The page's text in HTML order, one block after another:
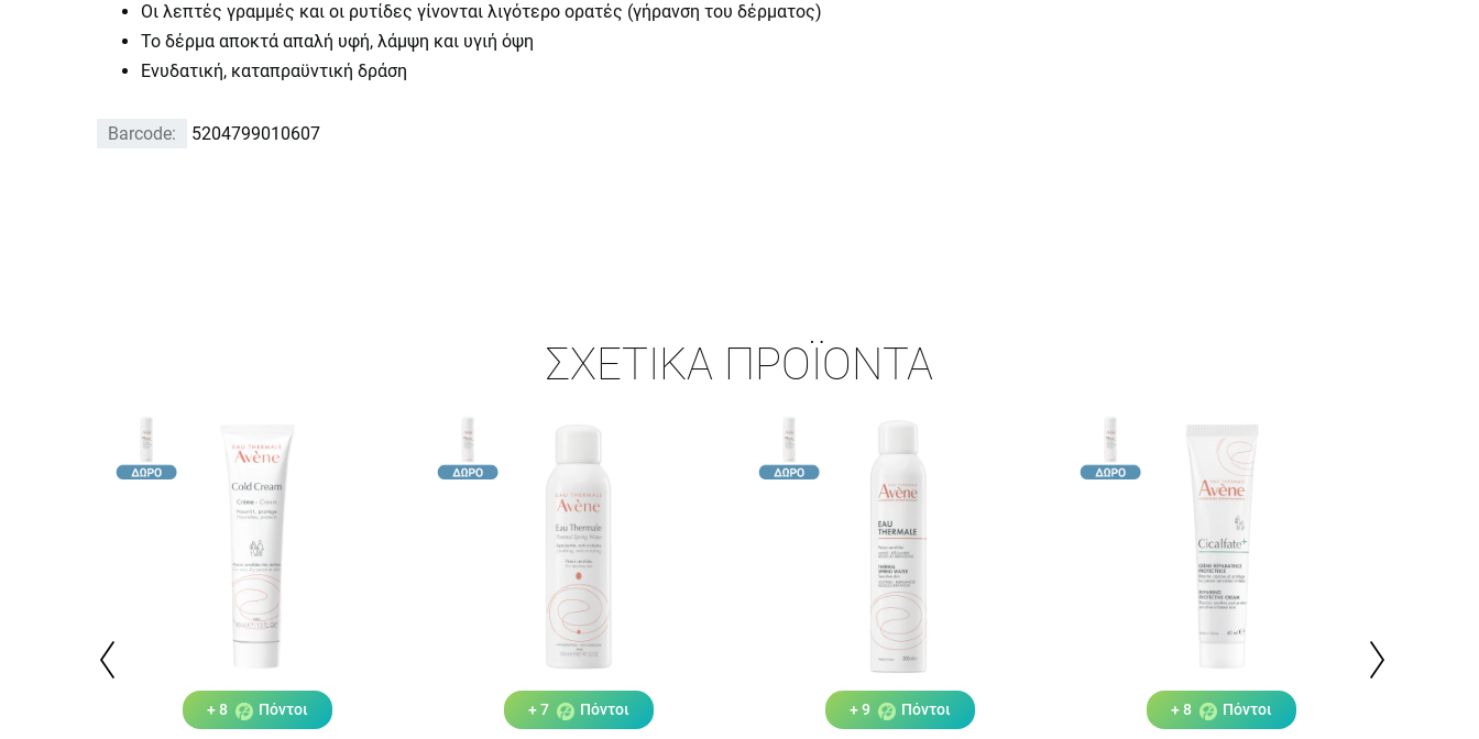
Οι λεπτές γραμμές και οι ρυτίδες γίνονται λιγότερο ορατές (γήρανση του δέρματος)
Το δέρμα αποκτά απαλή υφή, λάμψη και υγιή όψη
Ενυδατική, καταπραϋντική δράση
Barcode: 5204799010607
ΣΧΕΤΙΚΆ ΠΡΟΪΌΝΤΑ
+ 8 Πόντοι + 7 Πόντοι + 9 Πόντοι + 8 Πόντοι